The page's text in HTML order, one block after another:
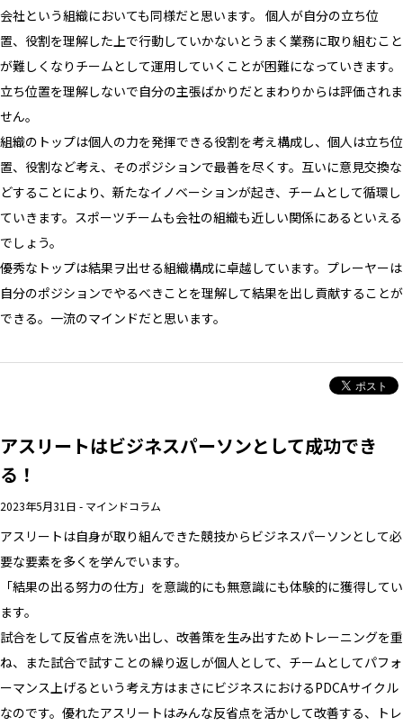
会社という組織においても同様だと思います。 個人が自分の立ち位
置、役割を理解した上で行動していかないとうまく業務に取り組むこと
が難しくなりチームとして運用していくことが困難になっていきます。
立ち位置を理解しないで自分の主張ばかりだとまわりからは評価されま
せん。
組織のトップは個人の力を発揮できる役割を考え構成し、個人は立ち位
置、役割など考え、そのポジションで最善を尽くす。互いに意見交換な
どすることにより、新たなイノベーションが起き、チームとして循環し
ていきます。スポーツチームも会社の組織も近しい関係にあるといえる
でしょう。
優秀なトップは結果ヲ出せる組織構成に卓越しています。プレーヤーは
自分のポジションでやるべきことを理解して結果を出し貢献することが
できる。一流のマインドだと思います。
アスリートはビジネスパーソンとして成功でき
る！
2023年5月31日 - マインドコラム
アスリートは自身が取り組んできた競技からビジネスパーソンとして必
要な要素を多くを学んでいます。
「結果の出る努力の仕方」を意識的にも無意識にも体験的に獲得してい
ます。
試合をして反省点を洗い出し、改善策を生み出すためトレーニングを重
ね、また試合で試すことの繰り返しが個人として、チームとしてパフォ
ーマンス上げるという考え方はまさにビジネスにおけるPDCAサイクル
なのです。優れたアスリートはみんな反省点を活かして改善する、トレ